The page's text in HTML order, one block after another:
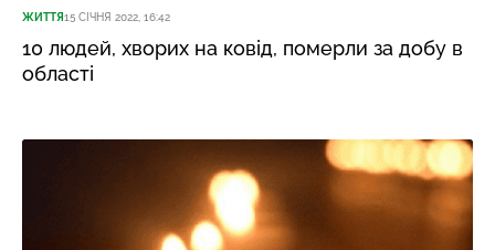
ЖИТТЯ15 СІЧНЯ 2022, 16:42
10 людей, хворих на ковід, померли за добу в
області